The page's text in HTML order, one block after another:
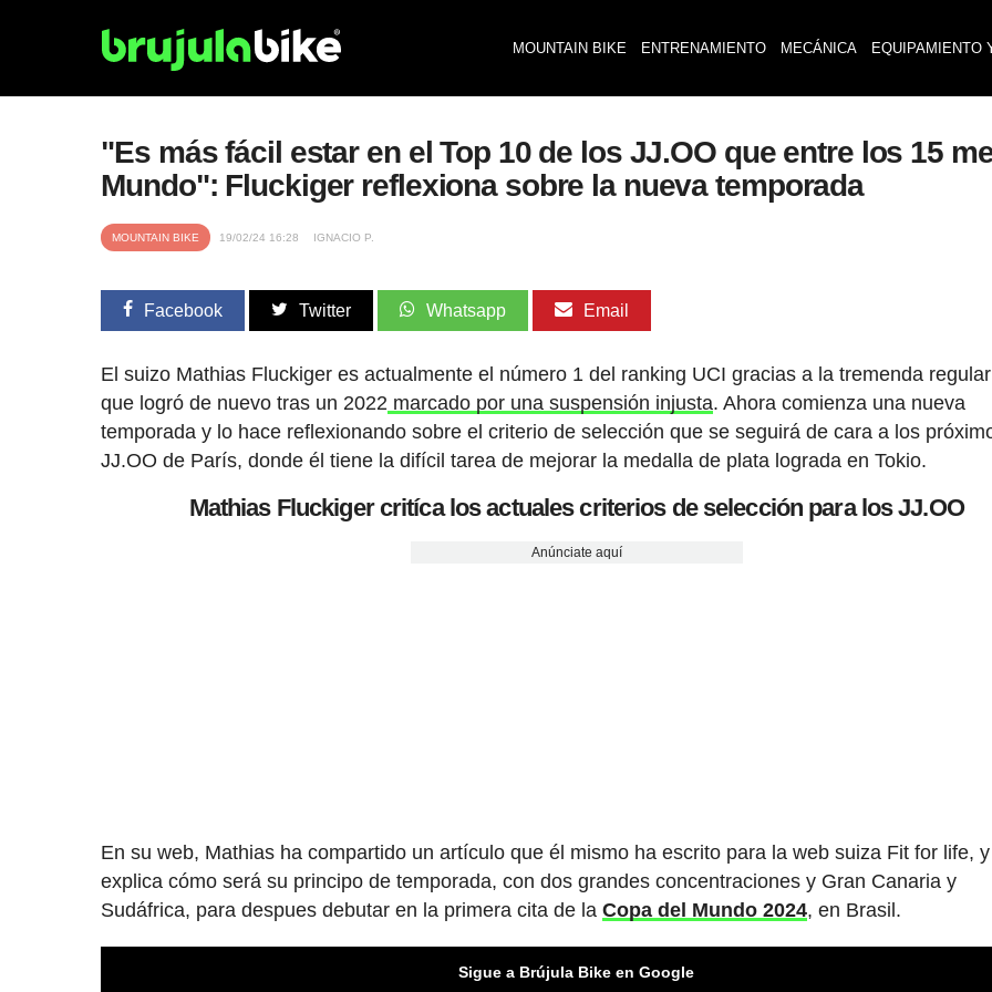
MOUNTAIN BIKE ENTRENAMIENTO MECÁNICA EQUIPAMIENTO
"Es más fácil estar en el Top 10 de los JJ.OO que entre los 15
Mundo": Fluckiger reflexiona sobre la nueva temporada
MOUNTAIN BIKE 19/02/24 16:28 IGNACIO P.
Facebook Twitter Whatsapp Email
El suizo Mathias Fluckiger es actualmente el número 1 del ranking UCI gracias a la tremenda
que logró de nuevo tras un 2022 marcado por una suspensión injusta. Ahora comienza una nueva
temporada y lo hace reflexionando sobre el criterio de selección que se seguirá de cara a los
JJ.OO de París, donde él tiene la difícil tarea de mejorar la medalla de plata lograda en Tokio.
Mathias Fluckiger critíca los actuales criterios de selección para los JJ.OO
Anúnciate aquí
En su web, Mathias ha compartido un artículo que él mismo ha escrito para la web suiza Fit for life,
explica cómo será su principo de temporada, con dos grandes concentraciones y Gran Canaria y
Sudáfrica, para despues debutar en la primera cita de laCopa del Mundo 2024, en Brasil.
Sigue a Brújula Bike en Google